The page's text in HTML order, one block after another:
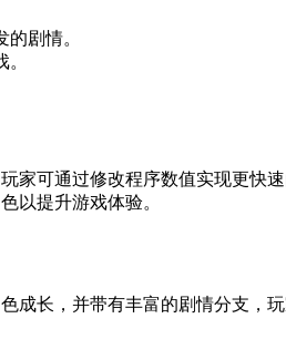
剧情。
家可通过修改程序数值实现更快
以提升游戏体验。
成长，并带有丰富的剧情分支，